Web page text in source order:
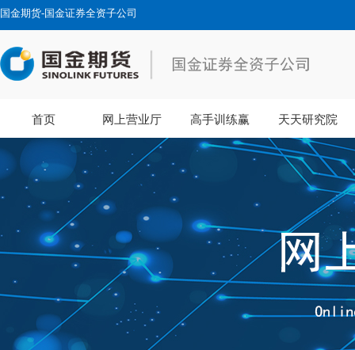
国金期货-国金证券全资子公司
首页 网上营业厅 高手训练赢 天天研究院